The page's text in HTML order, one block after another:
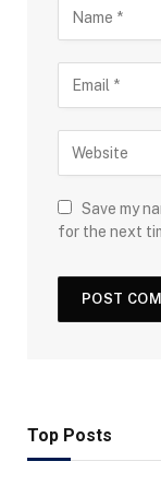
Save my
for the next
Top Posts